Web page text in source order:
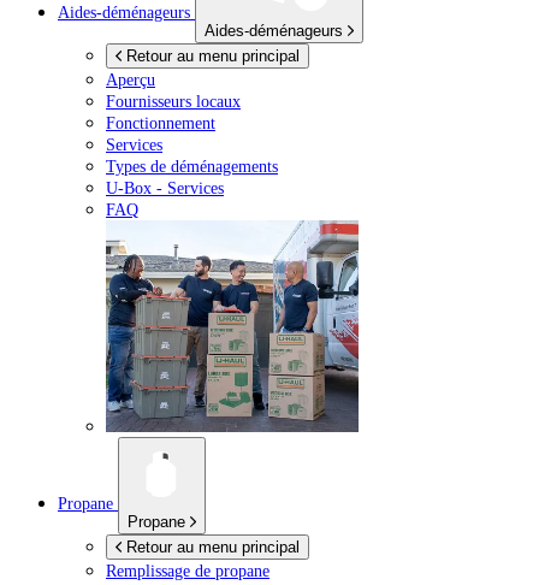
Aides-déménageurs
Aides-déménageurs
Retour au menu principal
Aperçu
Fournisseurs locaux
Fonctionnement
Services
Types de déménagements
U-Box - Services
FAQ
Propane
Propane
Retour au menu principal
Remplissage de propane